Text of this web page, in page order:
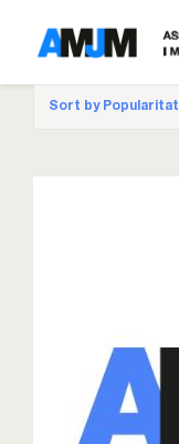
Sort by Popularitat